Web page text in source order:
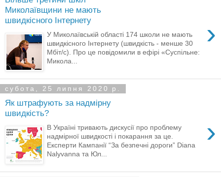
Миколаївщини не мають
швидкісного Інтернету
›
У Миколаївській області 174 школи не мають
швидкісного Інтернету (швидкість - менше 30
Мбіт/с). Про це повідомили в ефірі «Суспільне:
Микола...
субота, 25 липня 2020 р.
Як штрафують за надмірну
швидкість?
›
В Україні тривають дискусії про проблему
надмірної швидкості і покарання за це.
Експерти Кампанії “За безпечні дороги” Diana
Nalyvanna та Юл...